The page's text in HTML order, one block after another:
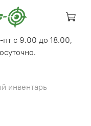
с 9.00 до 18.00,
инвентарь